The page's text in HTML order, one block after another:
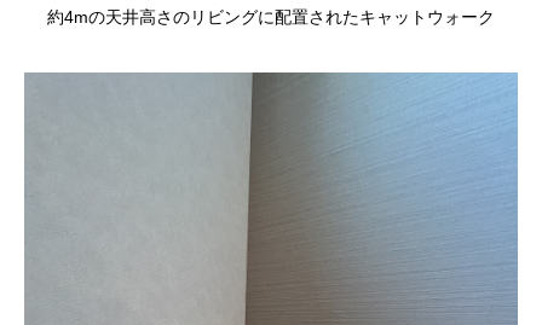
約4mの天井高さのリビングに配置されたキャットウォーク